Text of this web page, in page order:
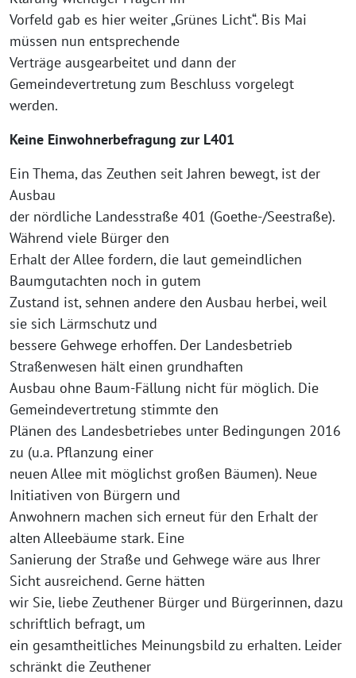
Vorfeld gab es hier weiter „Grünes Licht“. Bis Mai
müssen nun entsprechende
Verträge ausgearbeitet und dann der
Gemeindevertretung zum Beschluss vorgelegt
werden.
Keine Einwohnerbefragung zur L401
Ein Thema, das Zeuthen seit Jahren bewegt, ist der
Ausbau
der nördliche Landesstraße 401 (Goethe-/Seestraße).
Während viele Bürger den
Erhalt der Allee fordern, die laut gemeindlichen
Baumgutachten noch in gutem
Zustand ist, sehnen andere den Ausbau herbei, weil
sie sich Lärmschutz und
bessere Gehwege erhoffen. Der Landesbetrieb
Straßenwesen hält einen grundhaften
Ausbau ohne Baum-Fällung nicht für möglich. Die
Gemeindevertretung stimmte den
Plänen des Landesbetriebes unter Bedingungen 2016
zu (u.a. Pflanzung einer
neuen Allee mit möglichst großen Bäumen). Neue
Initiativen von Bürgern und
Anwohnern machen sich erneut für den Erhalt der
alten Alleebäume stark. Eine
Sanierung der Straße und Gehwege wäre aus Ihrer
Sicht ausreichend. Gerne hätten
wir Sie, liebe Zeuthener Bürger und Bürgerinnen, dazu
schriftlich befragt, um
ein gesamtheitliches Meinungsbild zu erhalten. Leider
schränkt die Zeuthener